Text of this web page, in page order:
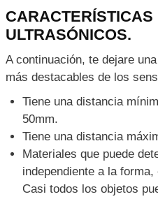
ULTRASÓNICOS.
A continuación, te dejare
más destacables de los
Tiene una distancia
50mm.
Tiene una distancia
Materiales que puede
independiente a la
Casi todos los objetos